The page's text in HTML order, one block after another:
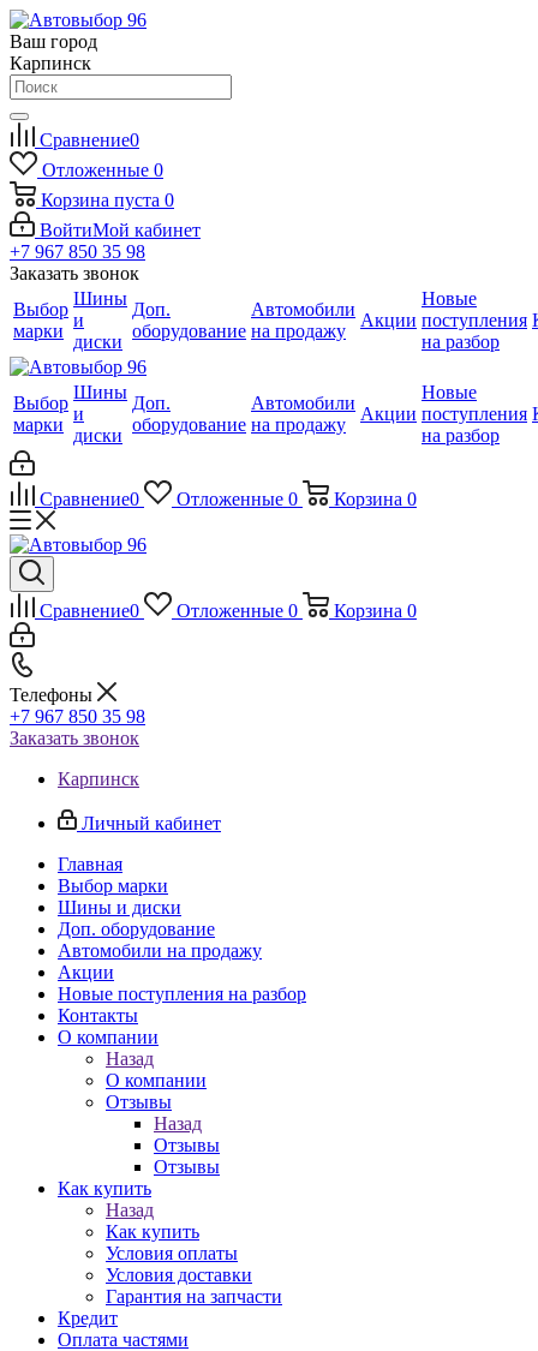
Ваш город
Карпинск
Сравнение0
Отложенные 0
Корзина пуста 0
ВойтиМой кабинет
+7 967 850 35 98
Заказать звонок
Выбор
марки
Шины
и
диски
Доп.
оборудование
Автомобили
на продажу
Акции
Новые
поступления
на разбор
Выбор
марки
Шины
и
диски
Доп.
оборудование
Автомобили
на продажу
Акции
Новые
поступления
на разбор
Сравнение0 Отложенные 0 Корзина 0
Сравнение0 Отложенные 0 Корзина 0
Телефоны
+7 967 850 35 98
Заказать звонок
Карпинск
Личный кабинет
Главная
Выбор марки
Шины и диски
Доп. оборудование
Автомобили на продажу
Акции
Новые поступления на разбор
Контакты
О компании
Назад
О компании
Отзывы
Назад
Отзывы
Отзывы
Как купить
Назад
Как купить
Условия оплаты
Условия доставки
Гарантия на запчасти
Кредит
Оплата частями